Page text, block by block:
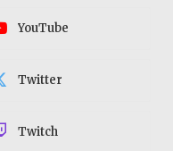
YouTube
Twitter
Twitch